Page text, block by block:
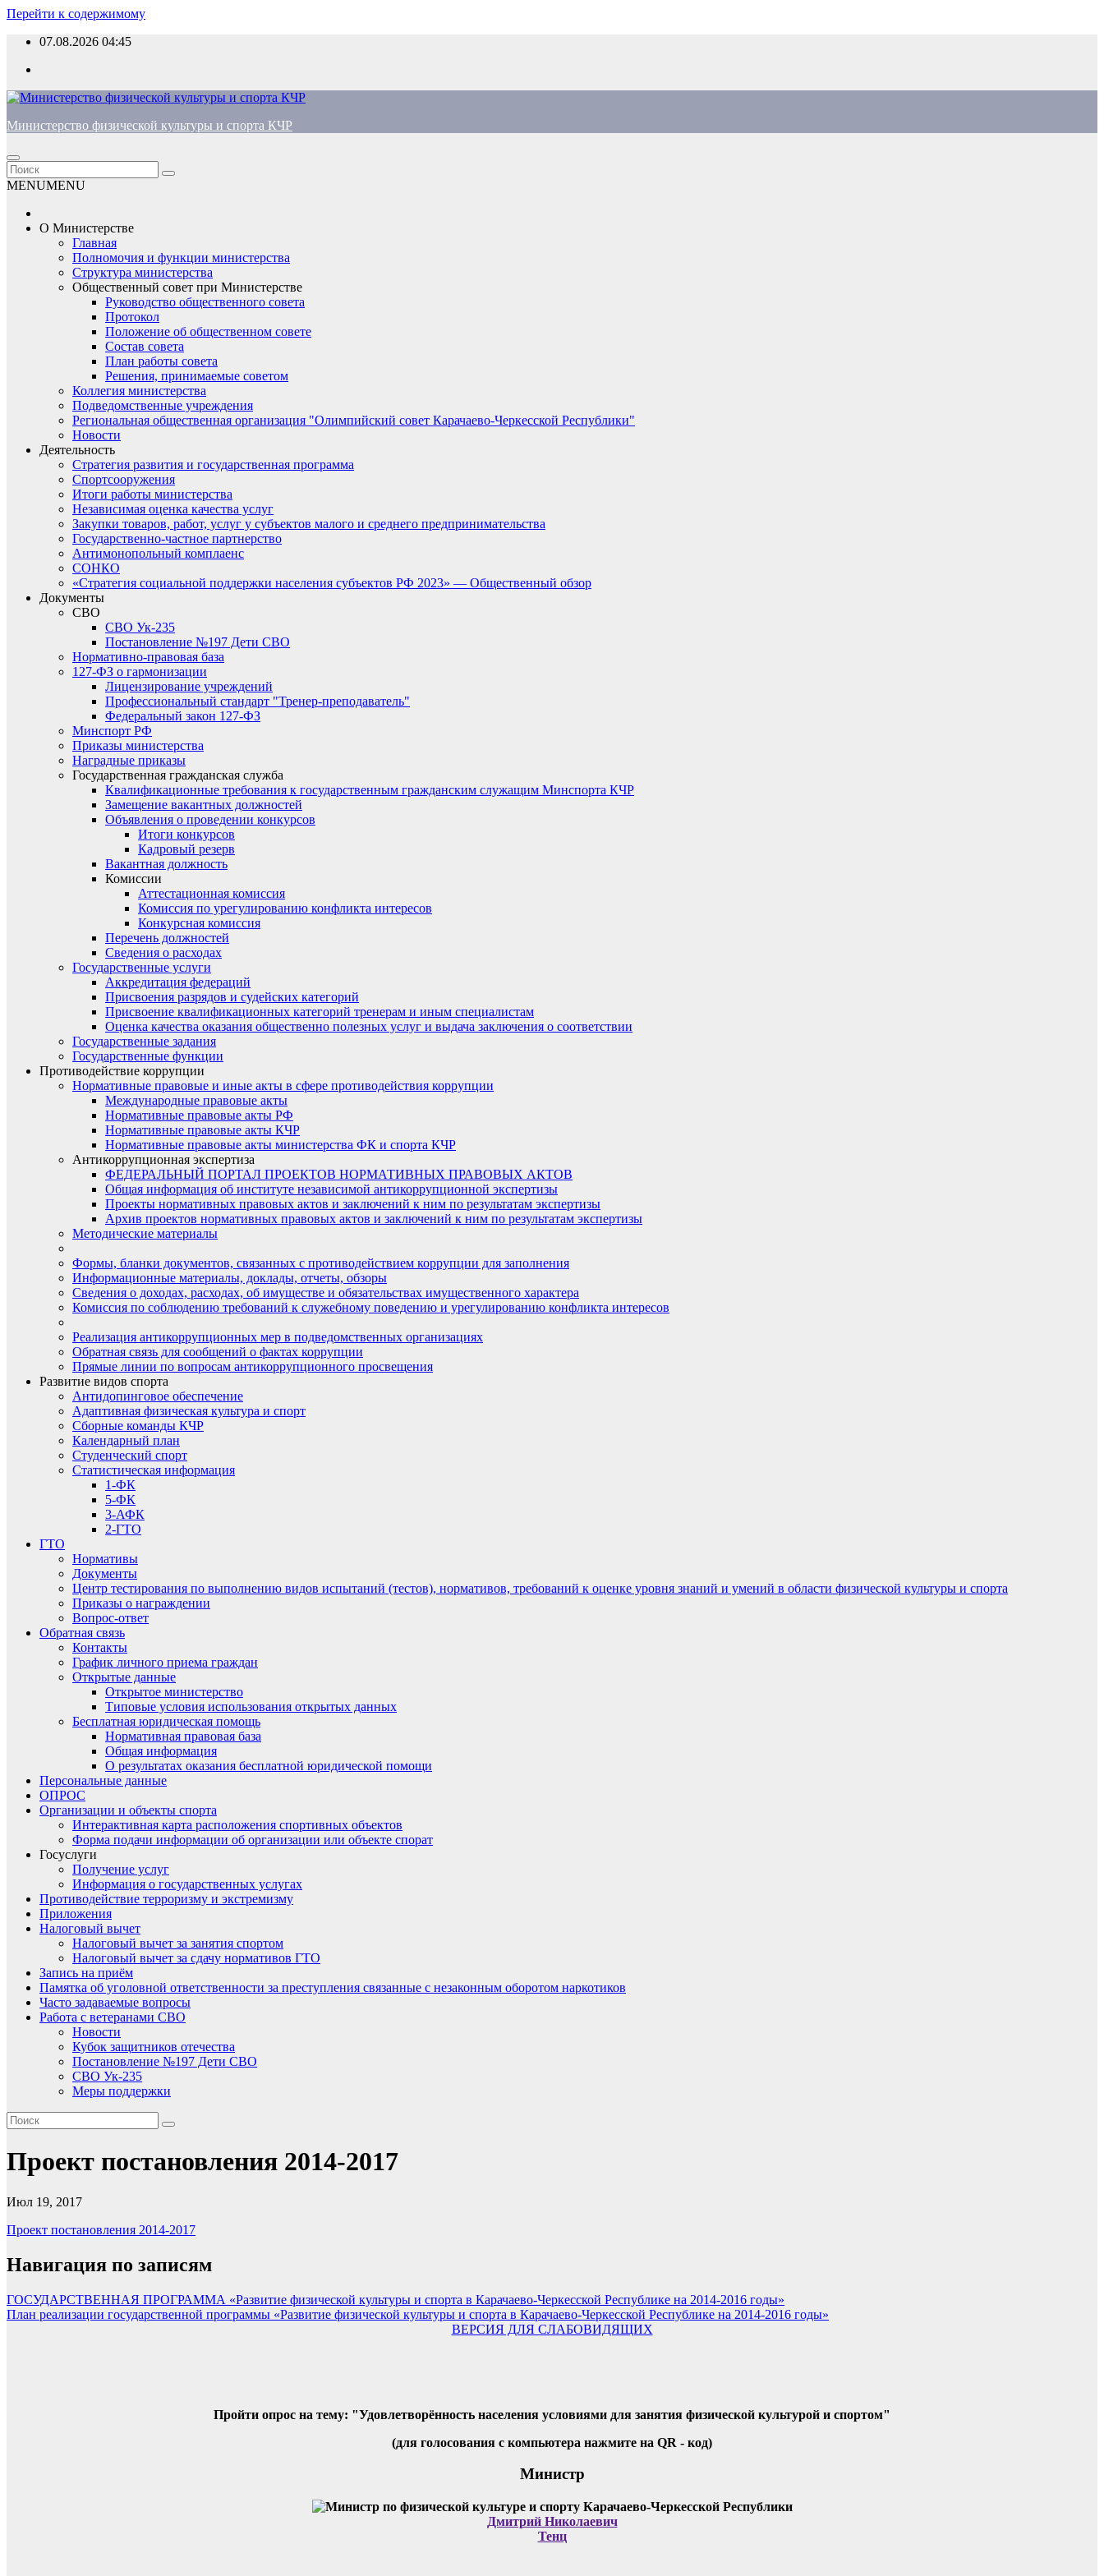
Перейти к содержимому
07.08.2026 04:45
Министерство физической культуры и спорта КЧР
MENUMENU
О Министерстве
Главная
Полномочия и функции министерства
Структура министерства
Общественный совет при Министерстве
Руководство общественного совета
Протокол
Положение об общественном совете
Состав совета
План работы совета
Решения, принимаемые советом
Коллегия министерства
Подведомственные учреждения
Региональная общественная организация "Олимпийский совет Карачаево-Черкесской Республики"
Новости
Деятельность
Стратегия развития и государственная программа
Спортсооружения
Итоги работы министерства
Независимая оценка качества услуг
Закупки товаров, работ, услуг у субъектов малого и среднего предпринимательства
Государственно-частное партнерство
Антимонопольный комплаенс
СОНКО
«Стратегия социальной поддержки населения субъектов РФ 2023» — Общественный обзор
Документы
СВО
СВО Ук-235
Постановление №197 Дети СВО
Нормативно-правовая база
127-ФЗ о гармонизации
Лицензирование учреждений
Профессиональный стандарт "Тренер-преподаватель"
Федеральный закон 127-ФЗ
Минспорт РФ
Приказы министерства
Наградные приказы
Государственная гражданская служба
Квалификационные требования к государственным гражданским служащим Минспорта КЧР
Замещение вакантных должностей
Объявления о проведении конкурсов
Итоги конкурсов
Кадровый резерв
Вакантная должность
Комиссии
Аттестационная комиссия
Комиссия по урегулированию конфликта интересов
Конкурсная комиссия
Перечень должностей
Сведения о расходах
Государственные услуги
Аккредитация федераций
Присвоения разрядов и судейских категорий
Присвоение квалификационных категорий тренерам и иным специалистам
Оценка качества оказания общественно полезных услуг и выдача заключения о соответствии
Государственные задания
Государственные функции
Противодействие коррупции
Нормативные правовые и иные акты в сфере противодействия коррупции
Международные правовые акты
Нормативные правовые акты РФ
Нормативные правовые акты КЧР
Нормативные правовые акты министерства ФК и спорта КЧР
Антикоррупционная экспертиза
ФЕДЕРАЛЬНЫЙ ПОРТАЛ ПРОЕКТОВ НОРМАТИВНЫХ ПРАВОВЫХ АКТОВ
Общая информация об институте независимой антикоррупционной экспертизы
Проекты нормативных правовых актов и заключений к ним по результатам экспертизы
Архив проектов нормативных правовых актов и заключений к ним по результатам экспертизы
Методические материалы
Формы, бланки документов, связанных с противодействием коррупции для заполнения
Информационные материалы, доклады, отчеты, обзоры
Сведения о доходах, расходах, об имуществе и обязательствах имущественного характера
Комиссия по соблюдению требований к служебному поведению и урегулированию конфликта интересов
Реализация антикоррупционных мер в подведомственных организациях
Обратная связь для сообщений о фактах коррупции
Прямые линии по вопросам антикоррупционного просвещения
Развитие видов спорта
Антидопинговое обеспечение
Адаптивная физическая культура и спорт
Сборные команды КЧР
Календарный план
Студенческий спорт
Статистическая информация
1-ФК
5-ФК
3-АФК
2-ГТО
ГТО
Нормативы
Документы
Центр тестирования по выполнению видов испытаний (тестов), нормативов, требований к оценке уровня знаний и умений в области физической культуры и спорта
Приказы о награждении
Вопрос-ответ
Обратная связь
Контакты
График личного приема граждан
Открытые данные
Открытое министерство
Типовые условия использования открытых данных
Бесплатная юридическая помощь
Нормативная правовая база
Общая информация
О результатах оказания бесплатной юридической помощи
Персональные данные
ОПРОС
Организации и объекты спорта
Интерактивная карта расположения спортивных объектов
Форма подачи информации об организации или объекте спорат
Госуслуги
Получение услуг
Информация о государственных услугах
Противодействие терроризму и экстремизму
Приложения
Налоговый вычет
Налоговый вычет за занятия спортом
Налоговый вычет за сдачу нормативов ГТО
Запись на приём
Памятка об уголовной ответственности за преступления связанные с незаконным оборотом наркотиков
Часто задаваемые вопросы
Работа с ветеранами СВО
Новости
Кубок защитников отечества
Постановление №197 Дети СВО
СВО Ук-235
Меры поддержки
Проект постановления 2014-2017
Июл 19, 2017
Проект постановления 2014-2017
Навигация по записям
ГОСУДАРСТВЕННАЯ ПРОГРАММА «Развитие физической культуры и спорта в Карачаево-Черкесской Республике на 2014-2016 годы»
План реализации государственной программы «Развитие физической культуры и спорта в Карачаево-Черкесской Республике на 2014-2016 годы»
ВЕРСИЯ ДЛЯ СЛАБОВИДЯЩИХ
Пройти опрос на тему: "Удовлетворённость населения условиями для занятия физической культурой и спортом"
(для голосования с компьютера нажмите на QR - код)
Министр
Дмитрий Николаевич
Тенц